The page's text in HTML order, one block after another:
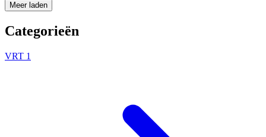
Meer laden
Categorieën
VRT 1